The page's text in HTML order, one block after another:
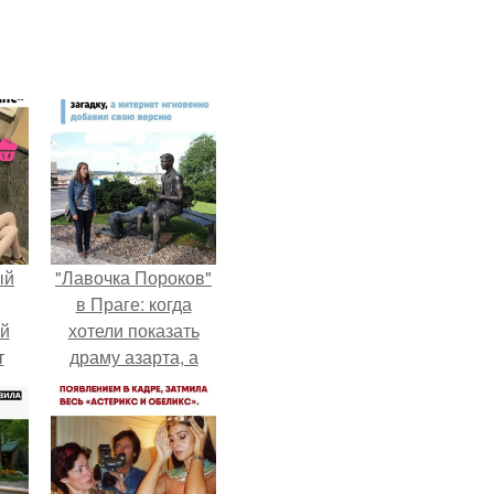
"Лавочка Пороков"
в Праге: когда
хотели показать
драму азарта, а
получился 18+.